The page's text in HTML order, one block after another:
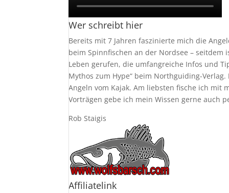
Wer schreibt hier
Bereits mit 7 Jahren faszinierte mich die
beim Spinnfischen an der Nordsee –
Leben gerufen, die umfangreiche Infos und
Mythos zum Hype“ beim Northguiding-
Angeln vom Kajak. Am liebsten fische ich mit
Vorträgen gebe ich mein Wissen gerne auch
Rob Staigis
Affiliatelink